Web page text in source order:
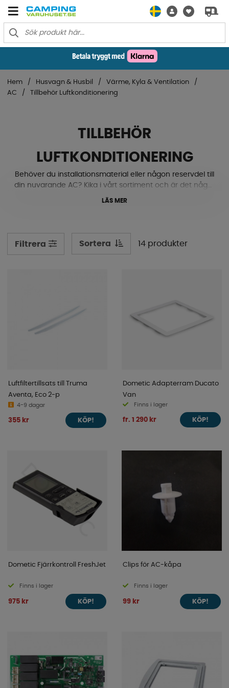
Hem Husvagn & Husbil
Värme, Kyla & Ventilation
AC
Tillbehör Luftkonditionering
TILLBEHÖR
LUFTKONDITIONERING
Behöver du installationsmaterial eller någon reservdel till
din nuvarande AC? Kika i vårt sortiment och är det något
du inte finner kan du alltid kontakta oss så hjälper vi till
LÄS MER
Filtrera Sortera 14 produkter
Luftfiltertillsats till Truma
Aventa, Eco 2-p
4-9 dagar
355 kr KÖP!
Dometic Adapterram Ducato
Van
Finns i lager
fr. 1 290 kr KÖP!
Dometic Fjärrkontroll FreshJet
Finns i lager
975 kr KÖP!
Clips för AC-kåpa
Finns i lager
99 kr KÖP!